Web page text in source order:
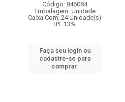
Código: 846084
Embalagem: Unidade
Caixa Com: 24 Unidade(s)
IPI: 13%
Faça seu login ou
cadastre-se para
comprar.